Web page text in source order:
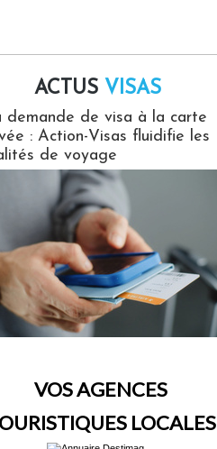
ACTUS VISAS
demande de visa à la carte
: Action-Visas fluidifie les
de voyage
VOS AGENCES
LOCALES